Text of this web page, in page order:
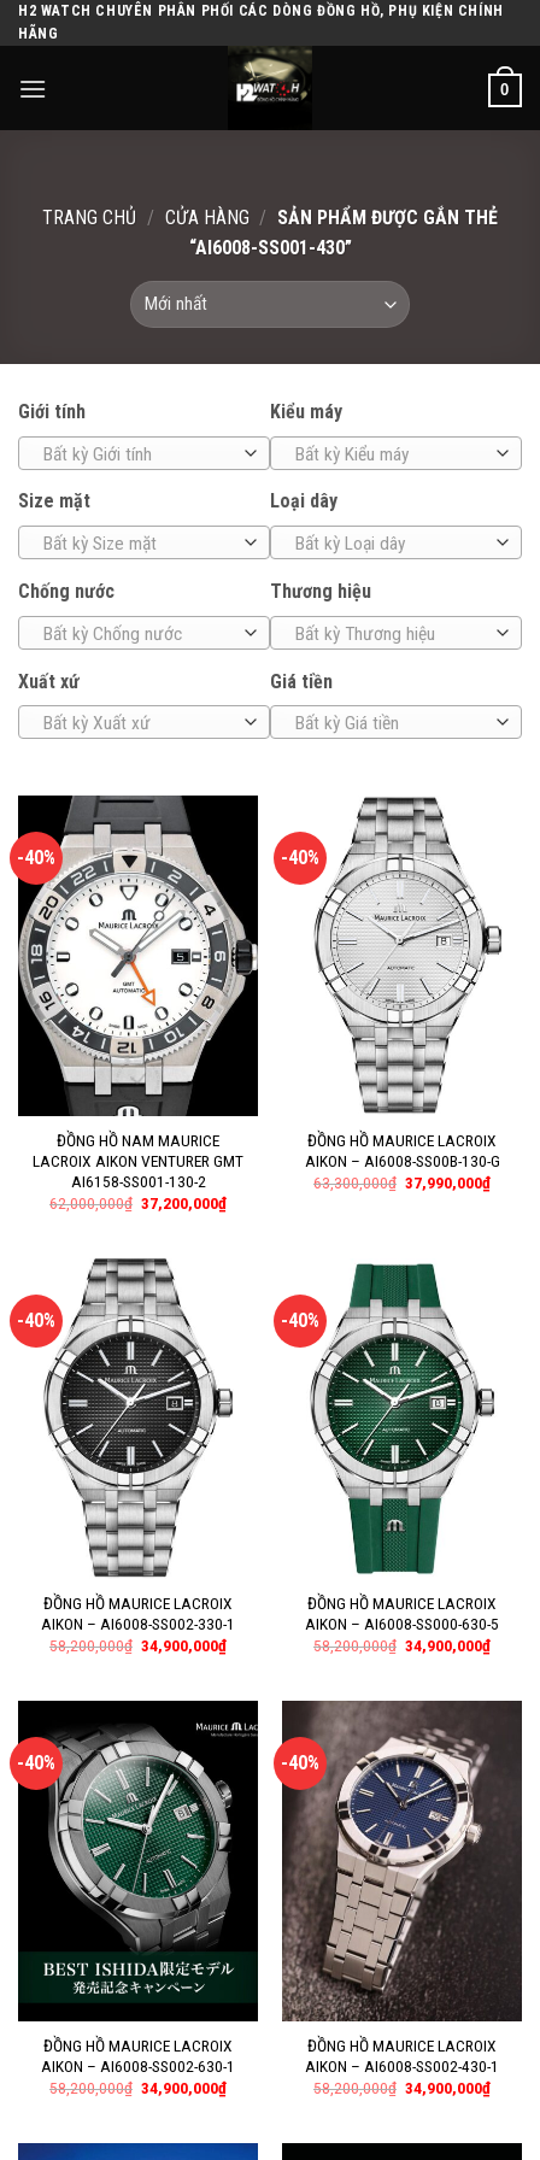
Skip
to
content
H2 WATCH CHUYÊN PHÂN PHỐI CÁC DÒNG ĐỒNG HỒ, PHỤ KIỆN CHÍNH
HÃNG
0
TRANG CHỦ / CỬA HÀNG / SẢN PHẨM ĐƯỢC GẮN THẺ
“AI6008-SS001-430”
Giới tính
Bất kỳ Giới tính
Kiểu máy
Bất kỳ Kiểu máy
Size mặt
Bất kỳ Size mặt
Loại dây
Bất kỳ Loại dây
Chống nước
Bất kỳ Chống nước
Thương hiệu
Bất kỳ Thương hiệu
Xuất xứ
Bất kỳ Xuất xứ
Giá tiền
Bất kỳ Giá tiền
-40%
ĐỒNG HỒ NAM MAURICE
LACROIX AIKON VENTURER GMT
AI6158-SS001-130-2
62,000,000₫ 37,200,000₫
-40%
ĐỒNG HỒ MAURICE LACROIX
AIKON – AI6008-SS00B-130-G
63,300,000₫ 37,990,000₫
-40%
ĐỒNG HỒ MAURICE LACROIX
AIKON – AI6008-SS002-330-1
58,200,000₫ 34,900,000₫
-40%
ĐỒNG HỒ MAURICE LACROIX
AIKON – AI6008-SS000-630-5
58,200,000₫ 34,900,000₫
-40%
ĐỒNG HỒ MAURICE LACROIX
AIKON – AI6008-SS002-630-1
58,200,000₫ 34,900,000₫
-40%
ĐỒNG HỒ MAURICE LACROIX
AIKON – AI6008-SS002-430-1
58,200,000₫ 34,900,000₫